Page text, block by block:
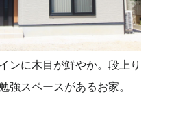
ンに木目が鮮やか。段上り
強スペースがあるお家。